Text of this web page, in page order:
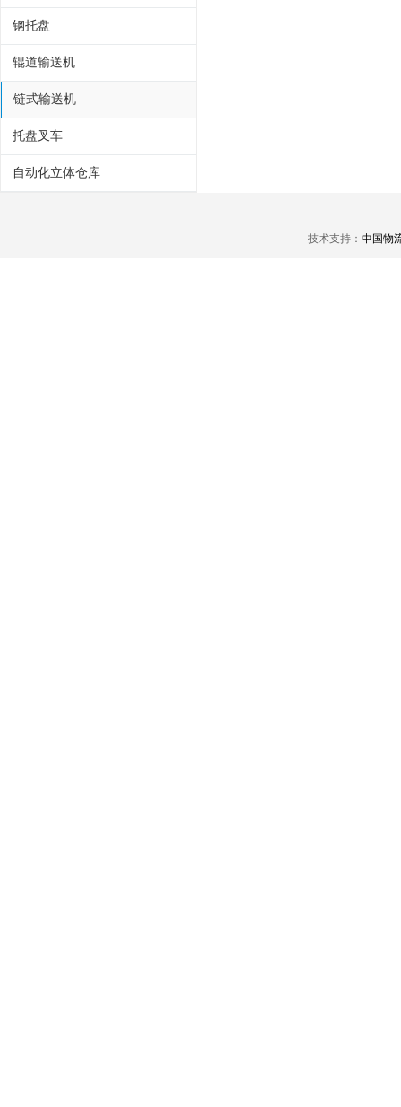
钢托盘
辊道输送机
链式输送机
托盘叉车
自动化立体仓库
技术支持： 中国物